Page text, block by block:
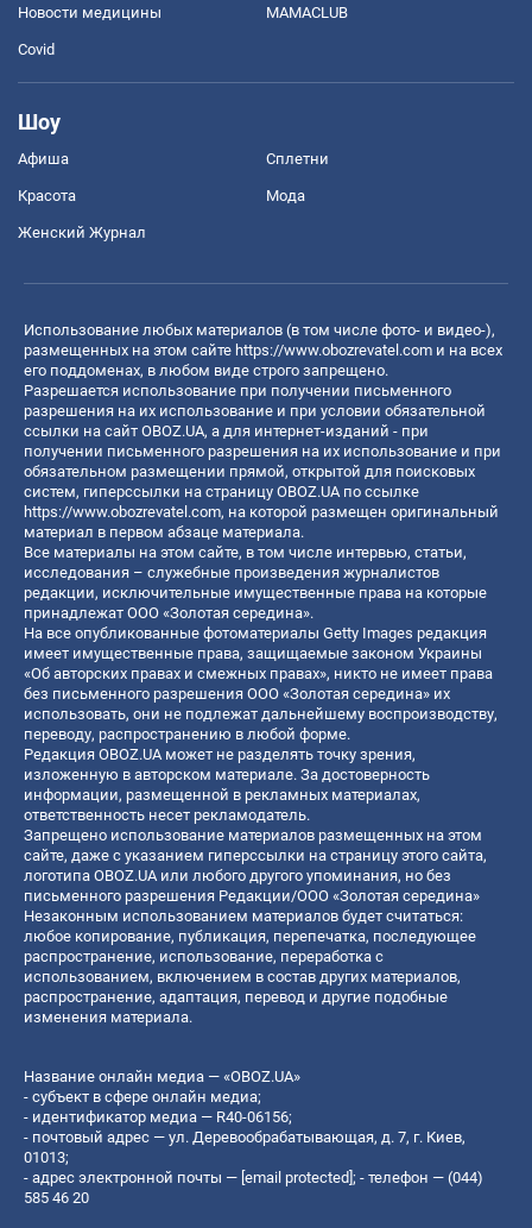
Новости медицины MAMACLUB
Covid
Шоу
Афиша Сплетни
Красота Мода
Женский Журнал
Использование любых материалов (в том числе фото- и видео-),
размещенных на этом сайте https://www.obozrevatel.com и на всех
его поддоменах, в любом виде строго запрещено.
Разрешается использование при получении письменного
разрешения на их использование и при условии обязательной
ссылки на сайт OBOZ.UA, а для интернет-изданий - при
получении письменного разрешения на их использование и при
обязательном размещении прямой, открытой для поисковых
систем, гиперссылки на страницу OBOZ.UA по ссылке
https://www.obozrevatel.com, на которой размещен оригинальный
материал в первом абзаце материала.
Все материалы на этом сайте, в том числе интервью, статьи,
исследования – служебные произведения журналистов
редакции, исключительные имущественные права на которые
принадлежат ООО «Золотая середина».
На все опубликованные фотоматериалы Getty Images редакция
имеет имущественные права, защищаемые законом Украины
«Об авторских правах и смежных правах», никто не имеет права
без письменного разрешения ООО «Золотая середина» их
использовать, они не подлежат дальнейшему воспроизводству,
переводу, распространению в любой форме.
Редакция OBOZ.UA может не разделять точку зрения,
изложенную в авторском материале. За достоверность
информации, размещенной в рекламных материалах,
ответственность несет рекламодатель.
Запрещено использование материалов размещенных на этом
сайте, даже с указанием гиперссылки на страницу этого сайта,
логотипа OBOZ.UA или любого другого упоминания, но без
письменного разрешения Редакции/ООО «Золотая середина»
Незаконным использованием материалов будет считаться:
любое копирование, публикация, перепечатка, последующее
распространение, использование, переработка с
использованием, включением в состав других материалов,
распространение, адаптация, перевод и другие подобные
изменения материала.
Название онлайн медиа — «OBOZ.UA»
- субъект в сфере онлайн медиа;
- идентификатор медиа — R40-06156;
- почтовый адрес — ул. Деревообрабатывающая, д. 7, г. Киев,
01013;
- адрес электронной почты — [email protected] ; - телефон — (044)
585 46 20